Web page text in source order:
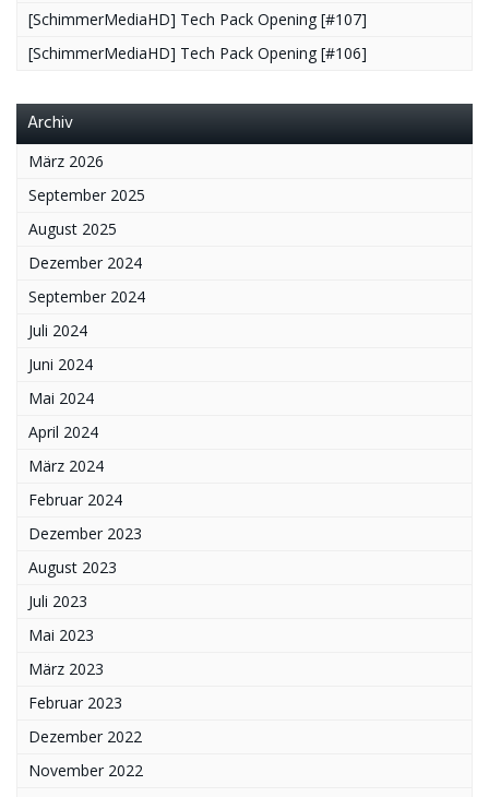
[SchimmerMediaHD] Tech Pack Opening [#107]
[SchimmerMediaHD] Tech Pack Opening [#106]
Archiv
März 2026
September 2025
August 2025
Dezember 2024
September 2024
Juli 2024
Juni 2024
Mai 2024
April 2024
März 2024
Februar 2024
Dezember 2023
August 2023
Juli 2023
Mai 2023
März 2023
Februar 2023
Dezember 2022
November 2022